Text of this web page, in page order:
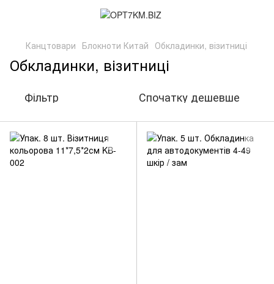
Канцтовари Блокноти Китай Обкладинки, візитниці
Обкладинки, візитниці
Фільтр Спочатку дешевше